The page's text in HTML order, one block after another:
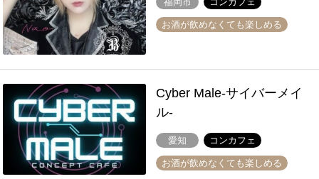
お酒が飲めなくても楽しめる
Cyber Male-サイバーメイ
ル-
愛知 コンカフェ
お酒が飲めなくても楽しめる